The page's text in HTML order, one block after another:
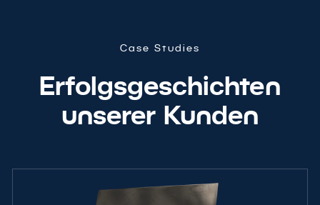
Case Studies
Erfolgsgeschichten
unserer Kunden